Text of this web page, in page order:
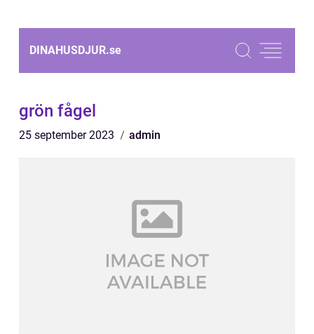
DINAHUSDJUR.se
grön fågel
25 september 2023 admin